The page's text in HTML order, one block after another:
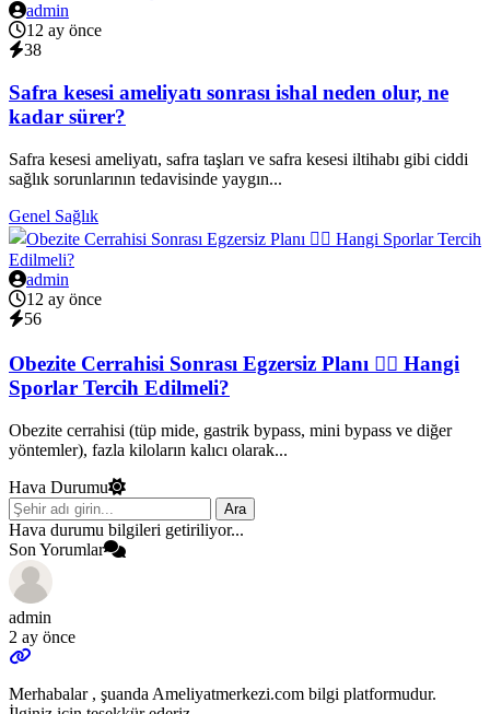
admin
12 ay önce
38
Safra kesesi ameliyatı sonrası ishal neden olur, ne
kadar sürer?
Safra kesesi ameliyatı, safra taşları ve safra kesesi iltihabı gibi ciddi
sağlık sorunlarının tedavisinde yaygın...
Genel Sağlık
admin
12 ay önce
56
Obezite Cerrahisi Sonrası Egzersiz Planı 🏃‍♂️ Hangi
Sporlar Tercih Edilmeli?
Obezite cerrahisi (tüp mide, gastrik bypass, mini bypass ve diğer
yöntemler), fazla kiloların kalıcı olarak...
Hava Durumu
Ara
Hava durumu bilgileri getiriliyor...
Son Yorumlar
admin
2 ay önce
Merhabalar , şuanda Ameliyatmerkezi.com bilgi platformudur.